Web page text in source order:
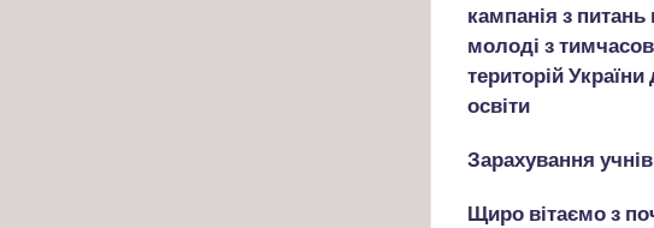
кампанія з питань
молоді з
територій
освіти
Зарахування
Щиро вітаємо з